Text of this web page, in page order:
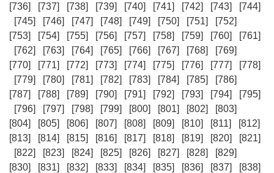
[736]
[737] [738] [739] [740] [741] [742] [743]
[744]
[745]
[746] [747] [748] [749] [750] [751]
[752]
[753]
[754] [755] [756] [757] [758] [759] [760]
[761]
[762]
[763] [764] [765] [766] [767] [768]
[769]
[770]
[771] [772] [773] [774] [775] [776] [777]
[778]
[779]
[780] [781] [782] [783] [784] [785]
[786]
[787]
[788] [789] [790] [791] [792] [793] [794]
[795]
[796]
[797] [798] [799] [800] [801] [802]
[803]
[804]
[805] [806] [807] [808] [809] [810] [811]
[812]
[813]
[814] [815] [816] [817] [818] [819] [820]
[821]
[822]
[823] [824] [825] [826] [827] [828]
[829]
[830]
[831] [832] [833] [834] [835] [836] [837]
[838]